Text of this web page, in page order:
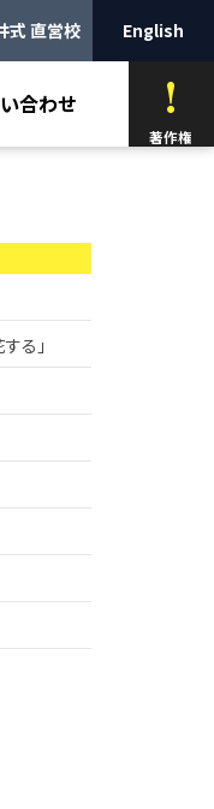
式 直営校 English
合わせ
著作権
る」